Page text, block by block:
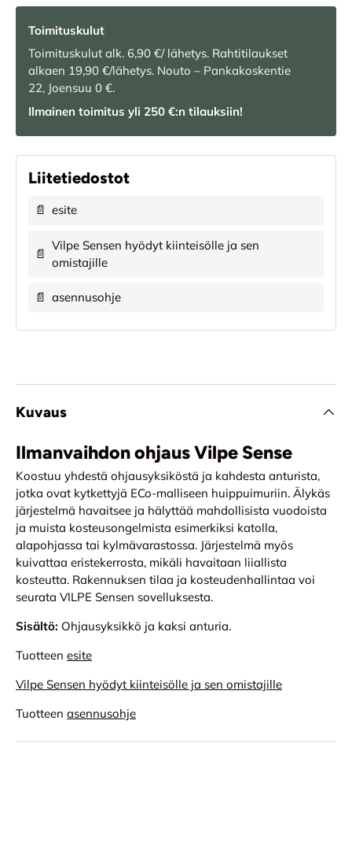
Toimituskulut
Toimituskulut alk. 6,90 €/ lähetys. Rahtitilaukset
alkaen 19,90 €/lähetys. Nouto – Pankakoskentie
22, Joensuu 0 €.
Ilmainen toimitus yli 250 €:n tilauksiin!
Liitetiedostot
📄 esite
📄
Vilpe Sensen hyödyt kiinteisölle ja sen
omistajille
📄 asennusohje
Kuvaus
Ilmanvaihdon ohjaus Vilpe Sense
Koostuu yhdestä ohjausyksiköstä ja kahdesta anturista,
jotka ovat kytkettyjä ECo-malliseen huippuimuriin. Älykäs
järjestelmä havaitsee ja hälyttää mahdollisista vuodoista
ja muista kosteusongelmista esimerkiksi katolla,
alapohjassa tai kylmävarastossa. Järjestelmä myös
kuivattaa eristekerrosta, mikäli havaitaan liiallista
kosteutta. Rakennuksen tilaa ja kosteudenhallintaa voi
seurata VILPE Sensen sovelluksesta.
Sisältö: Ohjausyksikkö ja kaksi anturia.
Tuotteen esite
Vilpe Sensen hyödyt kiinteisölle ja sen omistajille
Tuotteen asennusohje